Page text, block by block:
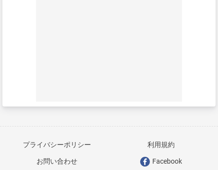
プライバシーポリシー 利用規約
お問い合わせ Facebook